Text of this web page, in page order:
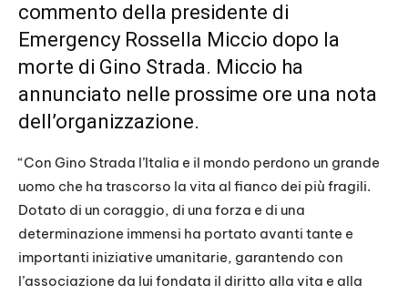
commento della presidente di
Emergency Rossella Miccio dopo la
morte di Gino Strada. Miccio ha
annunciato nelle prossime ore una nota
dell’organizzazione.
“Con Gino Strada l’Italia e il mondo perdono un grande
uomo che ha trascorso la vita al fianco dei più fragili.
Dotato di un coraggio, di una forza e di una
determinazione immensi ha portato avanti tante e
importanti iniziative umanitarie, garantendo con
l’associazione da lui fondata il diritto alla vita e alla